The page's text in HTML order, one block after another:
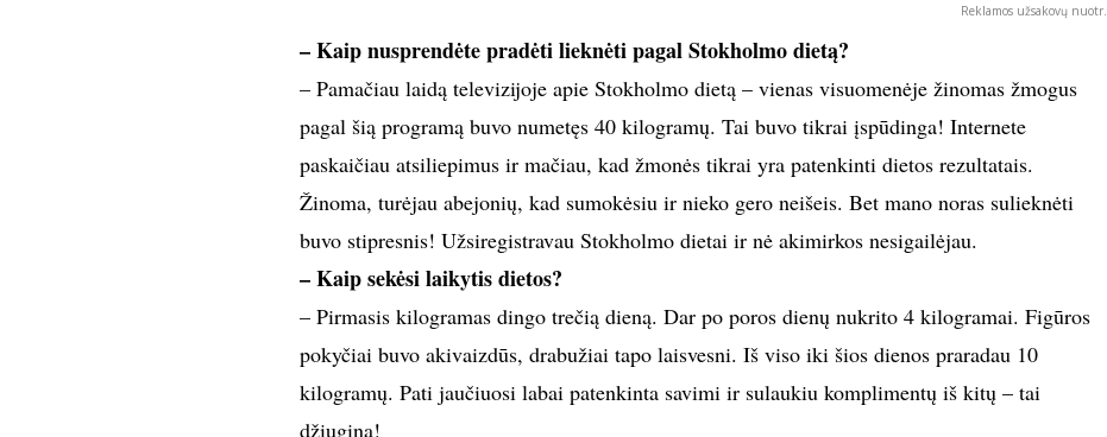
Reklamos užsakovų nuotr.
– Kaip nusprendėte pradėti lieknėti pagal Stokholmo dietą?
– Pamačiau laidą televizijoje apie Stokholmo dietą – vienas visuomenėje žinomas žmogus
pagal šią programą buvo numetęs 40 kilogramų. Tai buvo tikrai įspūdinga! Internete
paskaičiau atsiliepimus ir mačiau, kad žmonės tikrai yra patenkinti dietos rezultatais.
Žinoma, turėjau abejonių, kad sumokėsiu ir nieko gero neišeis. Bet mano noras sulieknėti
buvo stipresnis! Užsiregistravau Stokholmo dietai ir nė akimirkos nesigailėjau.
– Kaip sekėsi laikytis dietos?
– Pirmasis kilogramas dingo trečią dieną. Dar po poros dienų nukrito 4 kilogramai. Figūros
pokyčiai buvo akivaizdūs, drabužiai tapo laisvesni. Iš viso iki šios dienos praradau 10
kilogramų. Pati jaučiuosi labai patenkinta savimi ir sulaukiu komplimentų iš kitų – tai
džiugina!